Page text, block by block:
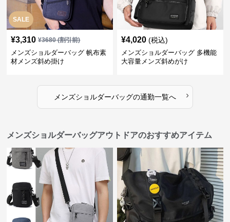
SALE
¥3,310 ¥3680(割引前)
メンズショルダーバッグ 帆布素
材メンズ斜め掛け
¥4,020 (税込)
メンズショルダーバッグ 多機能
大容量メンズ斜めがけ
メンズショルダーバッグの通勤一覧へ ›
メンズショルダーバッグアウトドアのおすすめアイテム